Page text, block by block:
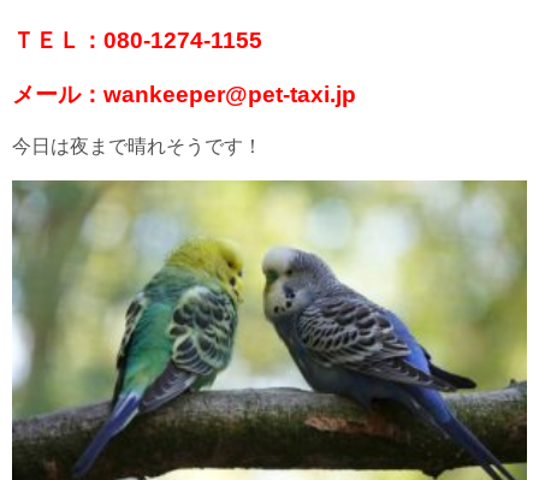
ＴＥＬ：080-1274-1155
メール：wankeeper@pet-taxi.jp
今日は夜まで晴れそうです！